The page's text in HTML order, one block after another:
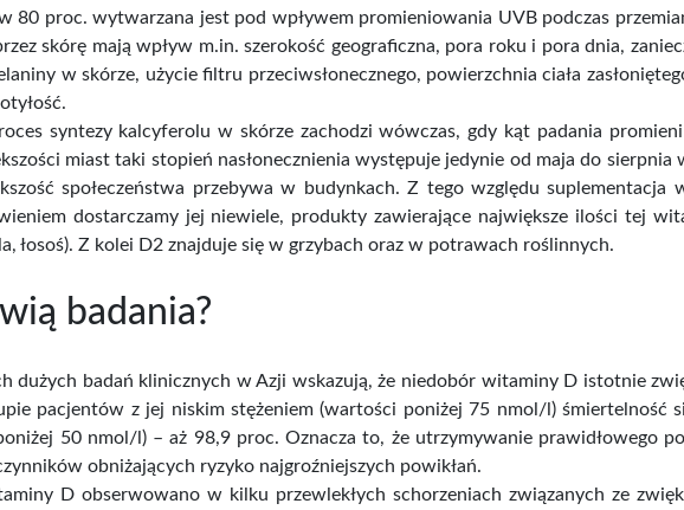
80 proc. wytwarzana jest pod wpływem promieniowania UVB podczas
skórę mają wpływ m.in. szerokość geograficzna, pora roku i pora dnia,
w skórze, użycie filtru przeciwsłonecznego, powierzchnia ciała
syntezy kalcyferolu w skórze zachodzi wówczas, gdy kąt padania
miast taki stopień nasłonecznienia występuje jedynie od maja do
społeczeństwa przebywa w budynkach. Z tego względu suplementacja
dostarczamy jej niewiele, produkty zawierające największe ilości tej
łosoś). Z kolei D2 znajduje się w grzybach oraz w potrawach roślinnych.
badania?
dużych badań klinicznych w Azji wskazują, że niedobór witaminy D istotnie
pacjentów z jej niskim stężeniem (wartości poniżej 75 nmol/l) śmiertelność
50 nmol/l) – aż 98,9 proc. Oznacza to, że utrzymywanie prawidłowego
obniżających ryzyko najgroźniejszych powikłań.
D obserwowano w kilku przewlekłych schorzeniach związanych ze